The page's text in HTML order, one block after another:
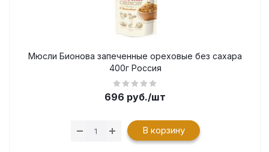
Мюсли Бионова запеченные ореховые без сахара
400г Россия
696 руб./шт
В корзину